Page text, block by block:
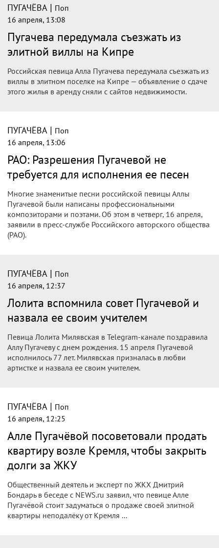
ПУГАЧЁВА | Поп
16 апреля, 13:08
Пугачева передумала съезжать из
элитной виллы на Кипре
Российская певица Алла Пугачева передумала съезжать из
виллы в элитном поселке на Кипре — объявление о сдаче
этого жилья в аренду сняли с сайтов недвижимости.
ПУГАЧЁВА | Поп
16 апреля, 13:06
РАО: Разрешения Пугачевой не
требуется для исполнения ее песен
Многие знаменитые песни российской певицы Аллы
Пугачевой были написаны профессиональными
композиторами и поэтами. Об этом в четверг, 16 апреля,
заявили в пресс-службе Российского авторского общества
(РАО).
ПУГАЧЁВА | Поп
16 апреля, 12:37
Лолита вспомнила совет Пугачевой и
назвала ее своим учителем
Певица Лолита Милявская в Telegram-канале поздравила
Аллу Пугачеву с днем рождения. 15 апреля Пугачевой
исполнилось 77 лет. Милявская призналась в любви
артистке и назвала ее своим учителем.
ПУГАЧЁВА | Поп
16 апреля, 12:25
Алле Пугачёвой посоветовали продать
квартиру возле Кремля, чтобы закрыть
долги за ЖКУ
Общественный деятель и эксперт по ЖКХ Дмитрий
Бондарь в беседе с NEWS.ru заявил, что певице Алле
Пугачёвой стоит задуматься о продаже своей элитной
квартиры неподалёку от Кремля ...